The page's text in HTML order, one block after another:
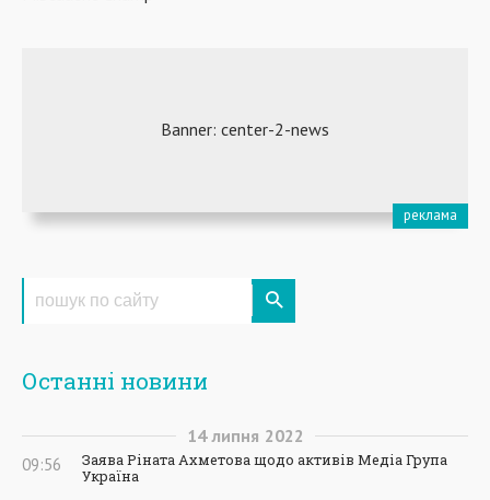
Останні новини
14 липня 2022
09:56
Заява Ріната Ахметова щодо активів Медіа Група
Україна